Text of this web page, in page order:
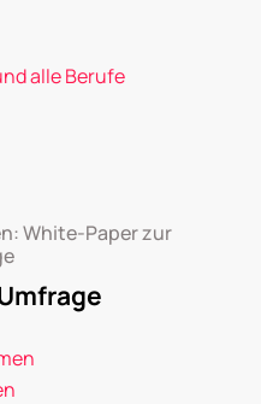
alle Berufe
White-Paper zur